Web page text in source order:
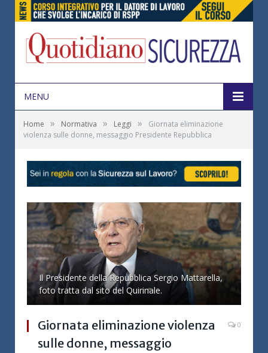
MENU
Home » Normativa » Leggi »
Giornata eliminazione
violenza sulle donne, messaggio Presidente Repubblica
Il Presidente della Repubblica Sergio Mattarella,
foto tratta dal sito del Quirinale.
Giornata eliminazione violenza
sulle donne, messaggio
0